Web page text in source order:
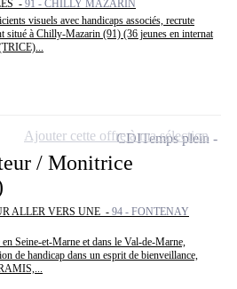
- 91 - CHILLY MAZARIN
visuels avec handicaps associés, recrute
situé à Chilly-Mazarin (91) (36 jeunes en internat
/ Monitrice
ALLER VERS UNE - 94 - FONTENAY
Seine-et-Marne et dans le Val-de-Marne,
de handicap dans un esprit de bienveillance,
CDITemps plein
Ajouter cette offre à ma sélection